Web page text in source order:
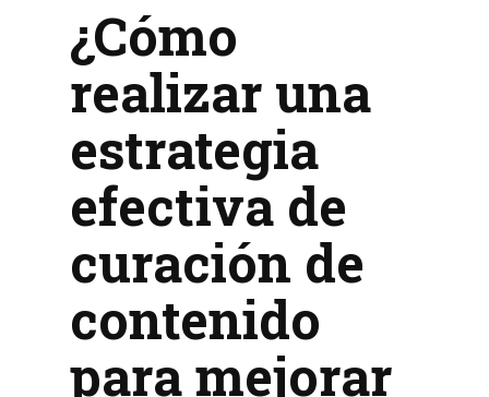
¿Cómo
realizar una
estrategia
efectiva de
curación de
contenido
para mejorar